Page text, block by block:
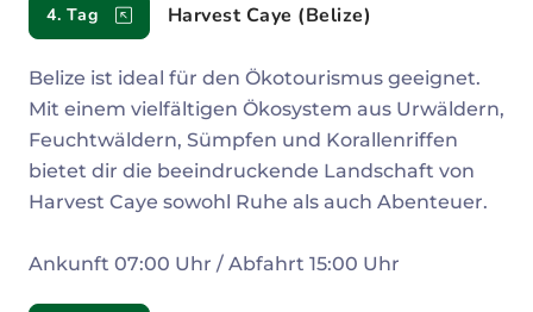
4. Tag Harvest Caye (Belize)
Belize ist ideal für den Ökotourismus geeignet.
Mit einem vielfältigen Ökosystem aus Urwäldern,
Feuchtwäldern, Sümpfen und Korallenriffen
bietet dir die beeindruckende Landschaft von
Harvest Caye sowohl Ruhe als auch Abenteuer.
Ankunft 07:00 Uhr / Abfahrt 15:00 Uhr